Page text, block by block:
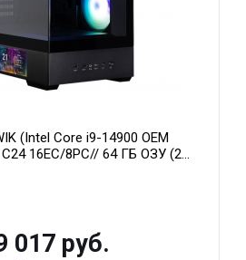
(Intel Core i9-14900 OEM
16EC/8PC// 64 ГБ ОЗУ (2
GAMINGPRO OC 16GB GDDR7
017 руб.